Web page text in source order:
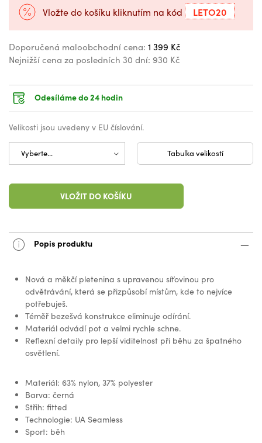
Vložte do košíku kliknutím na kód LETO20
Doporučená maloobchodní cena: 1 399 Kč
Nejnižší cena za posledních 30 dní: 930 Kč
Odesíláme do 24 hodin
Velikosti jsou uvedeny v EU číslování.
Tabulka velikostí
VLOŽIT DO KOŠÍKU
Popis produktu
Nová a měkčí pletenina s upravenou síťovinou pro
odvětrávání, která se přizpůsobí místům, kde to nejvíce
potřebuješ.
Téměř bezešvá konstrukce eliminuje odírání.
Materiál odvádí pot a velmi rychle schne.
Reflexní detaily pro lepší viditelnost při běhu za špatného
osvětlení.
Materiál: 63% nylon, 37% polyester
Barva: černá
Střih: fitted
Technologie: UA Seamless
Sport: běh